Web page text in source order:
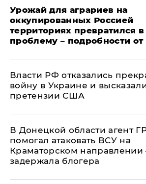
Урожай для аграриев на
оккупированных Россией
территориях превратился в
проблему – подробности
Власти РФ отказались
войну в Украине и
претензии США
В Донецкой области агент
помогал атаковать ВСУ на
Краматорском направлении
задержала блогера